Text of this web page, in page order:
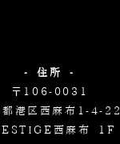
- 住所 -
〒106-0031
都港区西麻布1-4-22
西麻布 1F